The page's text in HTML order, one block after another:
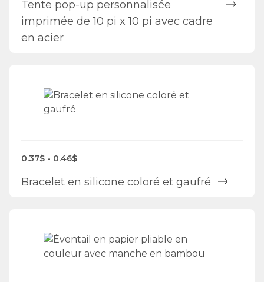
Tente pop-up personnalisée
imprimée de 10 pi x 10 pi avec cadre
en acier
0.37$ - 0.46$
Bracelet en silicone coloré et gaufré